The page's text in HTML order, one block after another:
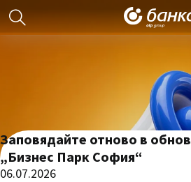
Заповядайте отново в
„Бизнес Парк София“
06.07.2026